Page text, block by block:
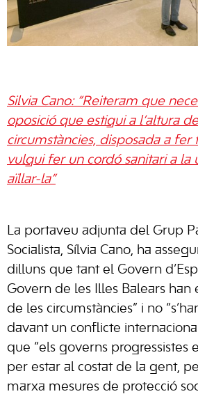
Silvia Cano: “Reiteram que
oposició que estigui a l’altura
circumstàncies, disposada a fer
vulgui fer un cordó sanitari a la
aïllar-la”
La portaveu adjunta del Grup
Socialista, Sílvia Cano, ha
dilluns que tant el Govern
Govern de les Illes Balears han
de les circumstàncies” i no
davant un conflicte
que “els governs progressistes
per estar al costat de la gent,
marxa mesures de protecció